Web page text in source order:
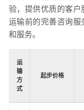
验，提供优质的客
运输前的完善咨询
和服务。
运
输
方
式
起步价格